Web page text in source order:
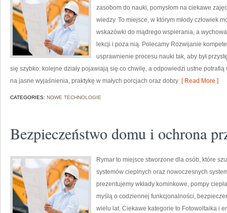
zasobom do nauki, pomysłom na ciekawe
wiedzy. To miejsce, w którym młody człowiek
wskazówki do mądrego wspierania, a
lekcji i poza nią. Polecamy Rozwijanie
usprawnienie procesu nauki tak, aby był
się szybko: kolejne działy pojawiają się co chwilę, a odpowiedzi ustne
na jasne wyjaśnienia, praktykę w małych porcjach oraz dobry [ Read More ]
CATEGORIES: NOWE TECHNOLOGIE
Bezpieczeństwo domu i ochrona
Rymar to miejsce stworzone dla osób, które
systemów cieplnych oraz nowoczesnych
prezentujemy wkłady kominkowe, pompy
myślą o codziennej funkcjonalności,
wielu lat. Ciekawe kategorie to Fotowoltaika i